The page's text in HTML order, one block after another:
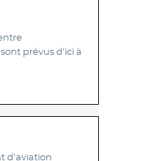
prévus d’ici à
d’aviation